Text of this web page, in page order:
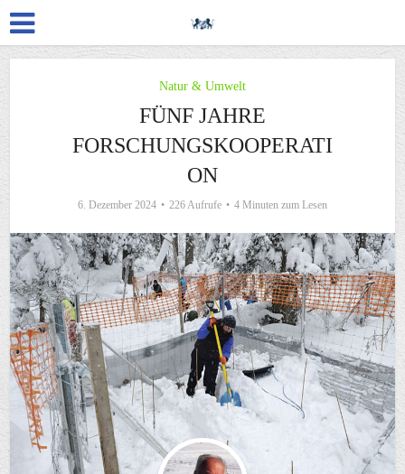
Natur & Umwelt
FÜNF JAHRE
FORSCHUNGSKOOPERATI
ON
6. Dezember 2024 226 Aufrufe 4 Minuten zum Lesen